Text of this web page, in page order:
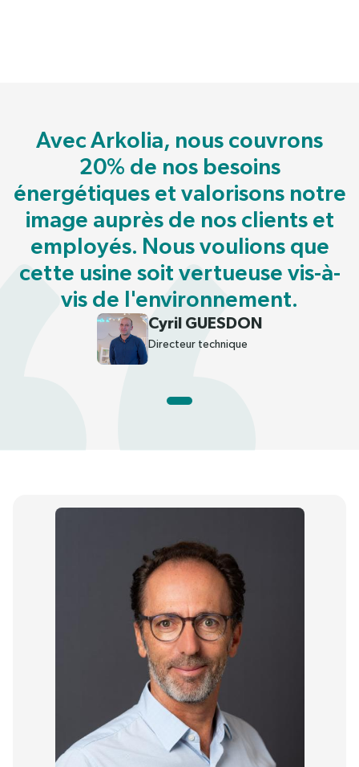
Avec Arkolia, nous couvrons
20% de nos besoins
énergétiques et valorisons notre
image auprès de nos clients et
employés. Nous voulions que
cette usine soit vertueuse vis-à-
vis de l'environnement.
Cyril GUESDON
Directeur technique